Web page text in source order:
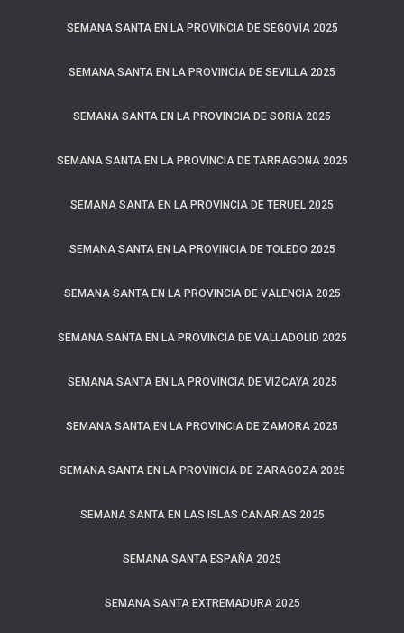
SEMANA SANTA EN LA PROVINCIA DE SEGOVIA 2025
SEMANA SANTA EN LA PROVINCIA DE SEVILLA 2025
SEMANA SANTA EN LA PROVINCIA DE SORIA 2025
SEMANA SANTA EN LA PROVINCIA DE TARRAGONA 2025
SEMANA SANTA EN LA PROVINCIA DE TERUEL 2025
SEMANA SANTA EN LA PROVINCIA DE TOLEDO 2025
SEMANA SANTA EN LA PROVINCIA DE VALENCIA 2025
SEMANA SANTA EN LA PROVINCIA DE VALLADOLID 2025
SEMANA SANTA EN LA PROVINCIA DE VIZCAYA 2025
SEMANA SANTA EN LA PROVINCIA DE ZAMORA 2025
SEMANA SANTA EN LA PROVINCIA DE ZARAGOZA 2025
SEMANA SANTA EN LAS ISLAS CANARIAS 2025
SEMANA SANTA ESPAÑA 2025
SEMANA SANTA EXTREMADURA 2025